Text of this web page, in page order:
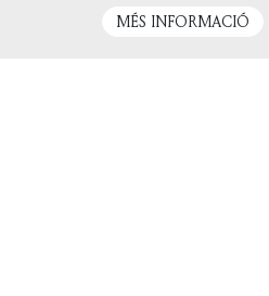
MÉS INFORMACIÓ